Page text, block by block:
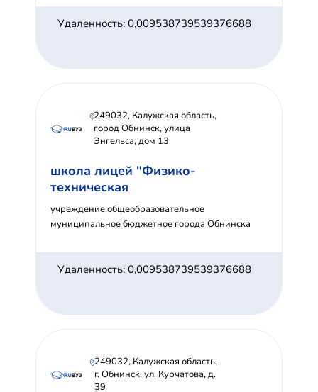
Удаленность: 0,009538739539376688
249032, Калужская область,
город Обнинск, улица
Энгельса, дом 13
школа лицей "Физико-
техническая
учреждение общеобразовательное
муниципальное бюджетное города Обнинска
Удаленность: 0,009538739539376688
249032, Калужская область,
г. Обнинск, ул. Курчатова, д.
39